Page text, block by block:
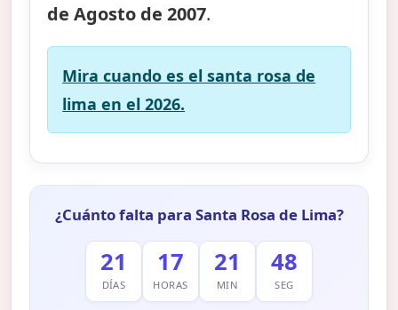
de Agosto de 2007.
Mira cuando es el santa rosa de
lima en el 2026.
¿Cuánto falta para Santa Rosa de Lima?
21
DÍAS
17
HORAS
21
MIN
47
SEG